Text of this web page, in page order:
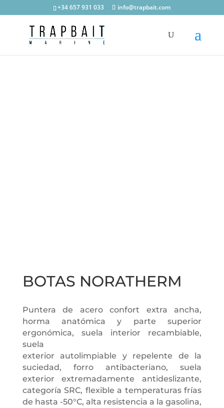
+34 657 931 033 info@trapbait.com
BOTAS NORATHERM
Puntera de acero confort extra ancha,
horma anatómica y parte superior
ergonómica, suela interior recambiable,
suela
exterior autolimpiable y repelente de la
suciedad, forro antibacteriano, suela
exterior extremadamente antideslizante,
categoría SRC, flexible a temperaturas frías
de hasta -50°C, alta resistencia a la gasolina,